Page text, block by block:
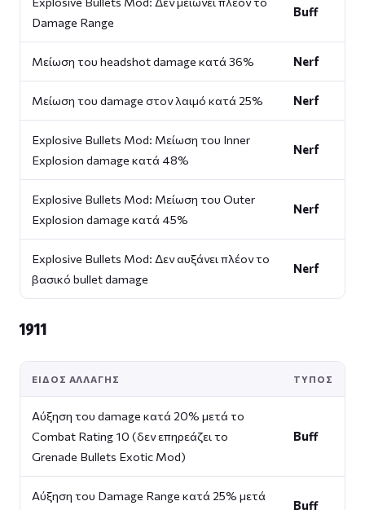
Damage Range
Buff
Μείωση του headshot damage κατά 36% Nerf
Μείωση του damage στον λαιμό κατά 25% Nerf
Explosive Bullets Mod: Μείωση του Inner
Explosion damage κατά 48%
Nerf
Explosive Bullets Mod: Μείωση του Outer
Explosion damage κατά 45%
Nerf
Explosive Bullets Mod: Δεν αυξάνει πλέον τo
βασικό bullet damage
Nerf
1911
ΕΊΔΟΣ ΑΛΛΑΓΉΣ ΤΎΠΟΣ
Αύξηση του damage κατά 20% μετά το
Combat Rating 10 (δεν επηρεάζει το
Grenade Bullets Exotic Mod)
Buff
Αύξηση του Damage Range κατά 25% μετά
Buff